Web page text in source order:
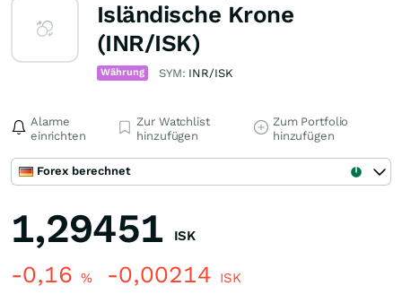
Isländische Krone
(INR/ISK)
Währung SYM: INR/ISK
Alarme
einrichten
Zur Watchlist
hinzufügen
Zum Portfolio
hinzufügen
Forex berechnet
1,29451 ISK
-0,16 % -0,00214 ISK